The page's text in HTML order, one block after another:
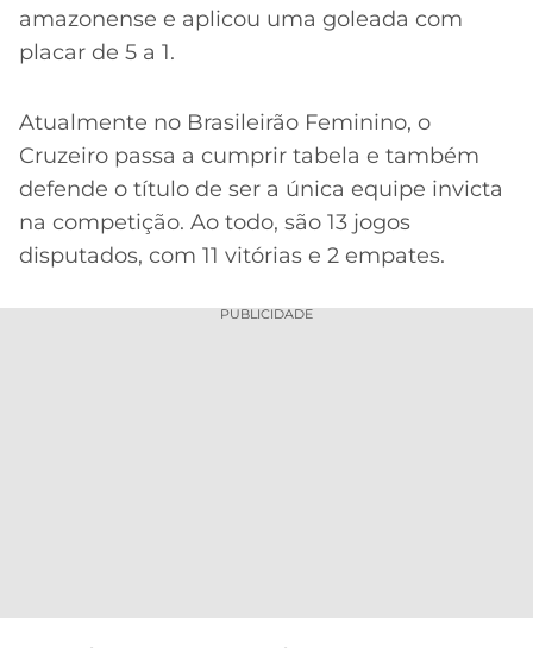
amazonense e aplicou uma goleada com
placar de 5 a 1.
Atualmente no Brasileirão Feminino, o
Cruzeiro passa a cumprir tabela e também
defende o título de ser a única equipe invicta
na competição. Ao todo, são 13 jogos
disputados, com 11 vitórias e 2 empates.
PUBLICIDADE